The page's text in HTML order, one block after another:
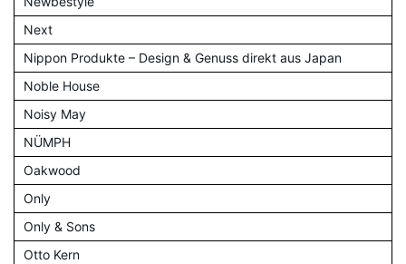
Next
Nippon Produkte – Design & Genuss direkt aus Japan
Noble House
Noisy May
NÜMPH
Oakwood
Only
Only & Sons
Otto Kern